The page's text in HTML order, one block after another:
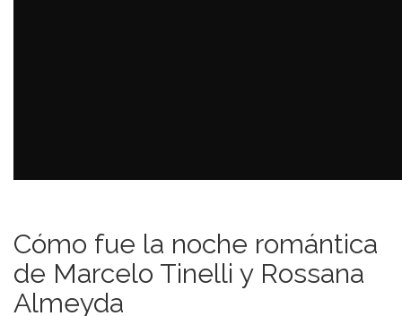
Cómo fue la noche romántica
de Marcelo Tinelli y Rossana
Almeyda